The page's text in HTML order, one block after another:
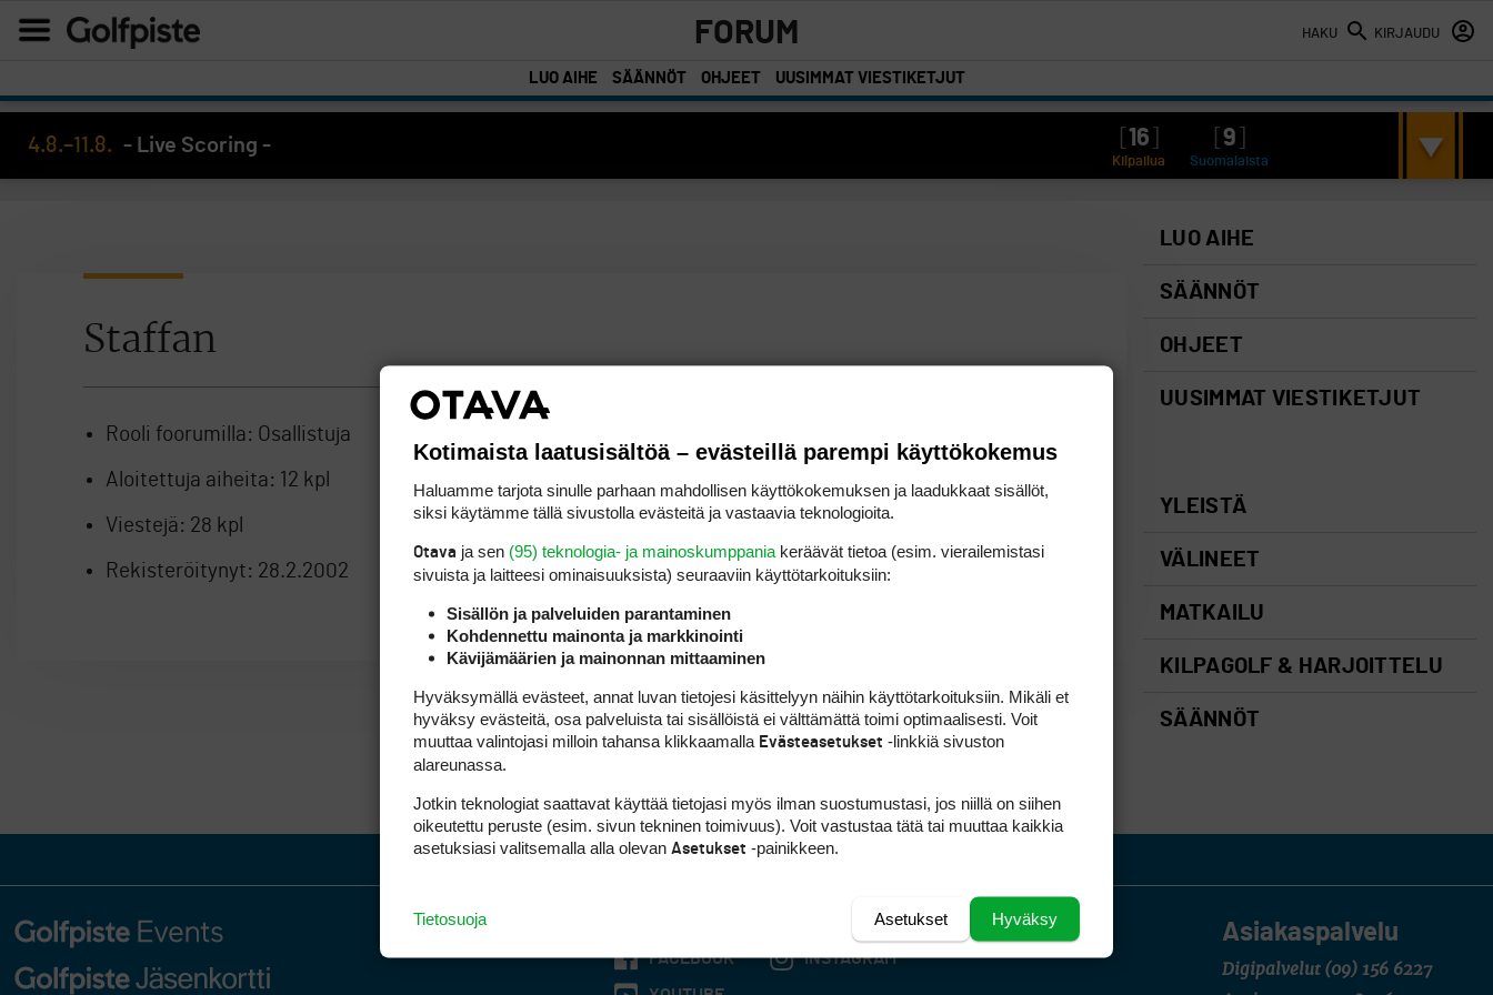
HAKU KIRJAUDU
FORUM
LUO AIHE SÄÄNNÖT OHJEET UUSIMMAT VIESTIKETJUT
4.8.–11.8. - Live Scoring - 16 9
Kilpailua Suomalaista
Staffan
Rooli foorumilla: Osallistuja
Aloitettuja aiheita: 12 kpl
Viestejä: 28 kpl
Rekisteröitynyt: 28.2.2002
LUO AIHE
SÄÄNNÖT
OHJEET
UUSIMMAT VIESTIKETJUT
YLEISTÄ
VÄLINEET
MATKAILU
KILPAGOLF & HARJOITTELU
SÄÄNNÖT
Asiakaspalvelu
Digipalvelut (09) 156 6227
FACEBOOK INSTAGRAM
Kotimaista laatusisältöä – evästeillä parempi käyttökokemus
Haluamme tarjota sinulle parhaan mahdollisen käyttökokemuksen ja laadukkaat sisällöt,
siksi käytämme tällä sivustolla evästeitä ja vastaavia teknologioita.
Otava ja sen (95) teknologia- ja mainoskumppania keräävät tietoa (esim. vierailemis­tasi
sivuista ja laitteesi ominaisuuk­sista) seuraaviin käyttötarkoituksiin:
Sisällön ja palveluiden parantaminen
Kohdennettu mainonta ja markkinointi
Kävijämäärien ja mainonnan mittaaminen
Hyväksymällä evästeet, annat luvan tietojesi käsittelyyn näihin käyttötarkoituksiin. Mikäli et
hyväksy evästeitä, osa palveluista tai sisällöistä ei välttämättä toimi optimaalisesti. Voit
muuttaa valintojasi milloin tahansa klikkaamalla Evästeasetukset -linkkiä sivuston
alareunassa.
Jotkin teknologiat saattavat käyttää tietojasi myös ilman suostumustasi, jos niillä on siihen
oikeutettu peruste (esim. sivun tekninen toimivuus). Voit vastustaa tätä tai muuttaa kaikkia
asetuksiasi valitsemalla alla olevan Asetukset -painikkeen.
Hyväksy
Asetukset
Tietosuoja